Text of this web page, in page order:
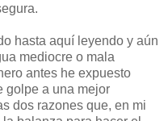
hasta aquí leyendo y aún
mediocre o mala
antes he expuesto
golpe a una mejor
dos razones que, en mi